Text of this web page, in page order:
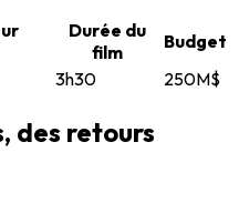
Durée du
film
Budget
3h30 250M$
des retours